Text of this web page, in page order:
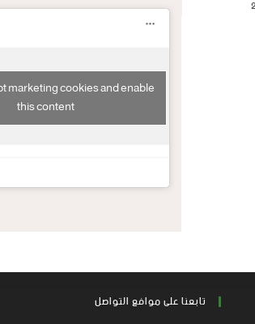
marketing cookies and enable
this content
تابعنا على موافع التواصل